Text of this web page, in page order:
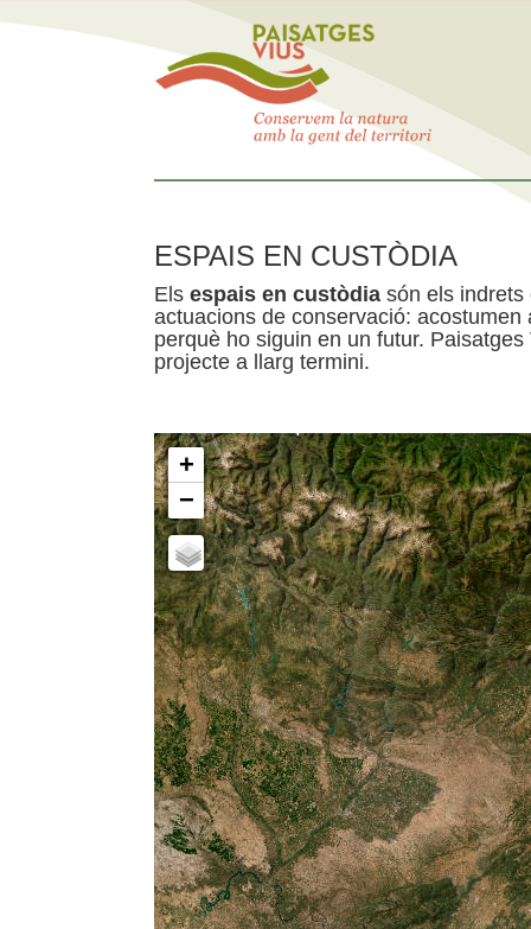
ESPAIS EN CUSTÒDIA
Els espais en custòdia són els indrets
actuacions de conservació:
perquè ho siguin en un futur.
projecte a llarg termini.
+
−